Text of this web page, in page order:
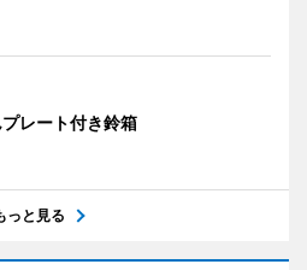
レート付き鈴箱
っと見る